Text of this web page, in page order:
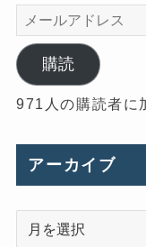
ー
ル
ア
ド
ス
購読
971人の購読者に
アーカイブ